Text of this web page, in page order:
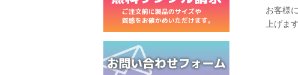
お客様
上げます